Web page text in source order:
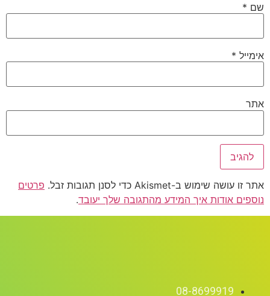
שם *
אימייל *
אתר
אתר זו עושה שימוש ב-Akismet כדי לסנן תגובות זבל.
פרטים
נוספים אודות איך המידע מהתגובה שלך יעובד.
08-8699919